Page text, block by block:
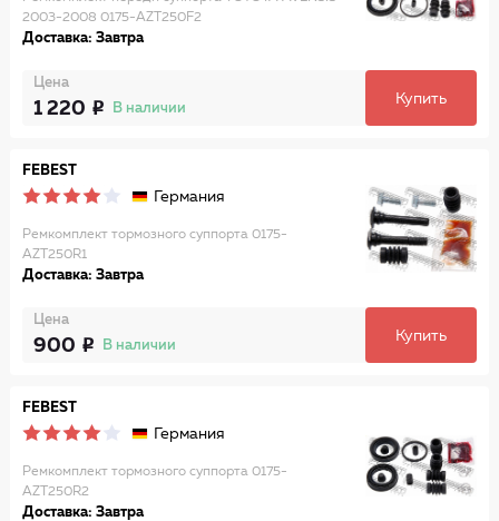
2003-2008 0175-AZT250F2
Доставка: Завтра
Цена
1 220 В наличии
Купить
FEBEST
Германия
Ремкомплект тормозного суппорта 0175-
AZT250R1
Доставка: Завтра
Цена
900 В наличии
Купить
FEBEST
Германия
Ремкомплект тормозного суппорта 0175-
AZT250R2
Доставка: Завтра